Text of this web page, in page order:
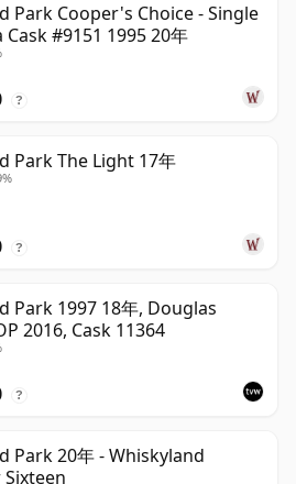
Park Cooper's Choice - Single
#9151 1995 20年
?
Park The Light 17年
?
Park 1997 18年, Douglas
2016, Cask 11364
?
Park 20年 - Whiskyland